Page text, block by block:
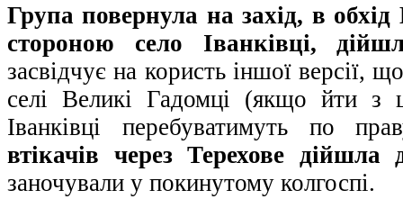
Група повернула на захід, в
стороною село Іванківці,
засвідчує на користь іншої версії,
селі Великі Гадомці (якщо йти
Іванківці перебуватимуть по
втікачів через Терехове
заночували у покинутому колгоспі.